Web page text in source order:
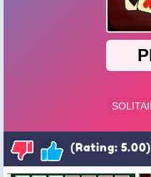
(Rating: 5.00)